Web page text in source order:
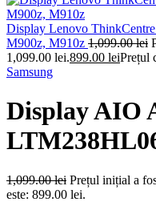
Display Lenovo
M900z, M910z 1,099.00lei
1,099.00 lei.899.00 leiPrețul
Samsung
Display AIO
1,099.00lei Prețul inițial a
este: 899.00 lei.